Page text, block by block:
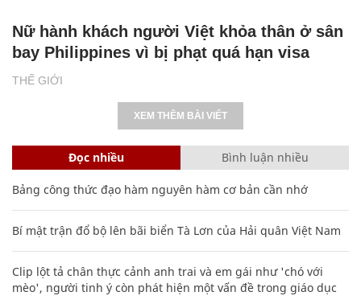
THẾ GIỚI
Nữ hành khách người Việt khỏa thân ở sân
bay Philippines vì bị phạt quá hạn visa
XEM THÊM BÀI VIẾT
Đọc nhiều Bình luận nhiều
Bảng công thức đạo hàm nguyên hàm cơ bản cần nhớ
Bí mật trận đổ bộ lên bãi biển Tà Lơn của Hải quân Việt Nam
Clip lột tả chân thực cảnh anh trai và em gái như 'chó với
mèo', người tinh ý còn phát hiện một vấn đề trong giáo dục